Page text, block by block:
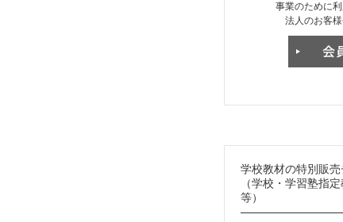
事業のために
法人のお客
学校教材の特別販
（学校・学習塾指
等）